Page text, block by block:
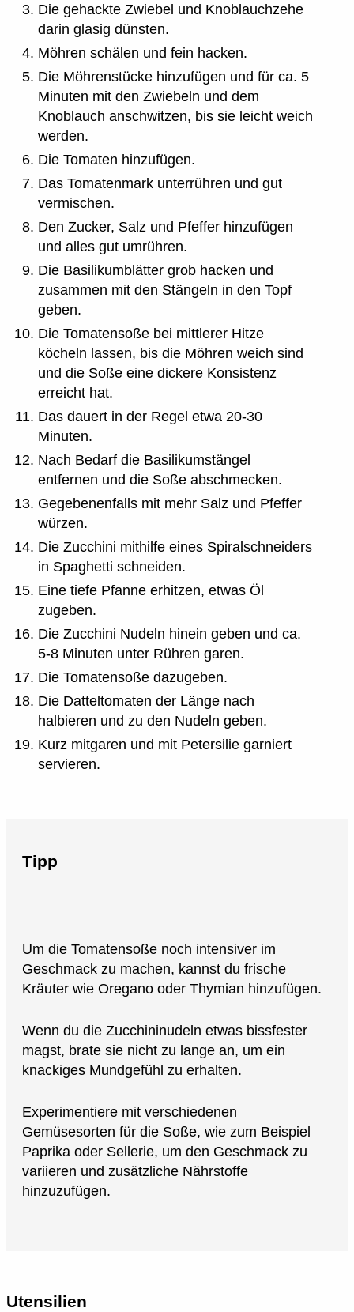
Die gehackte Zwiebel und Knoblauchzehe
darin glasig dünsten.
Möhren schälen und fein hacken.
Die Möhrenstücke hinzufügen und für ca. 5
Minuten mit den Zwiebeln und dem
Knoblauch anschwitzen, bis sie leicht weich
werden.
Die Tomaten hinzufügen.
Das Tomatenmark unterrühren und gut
vermischen.
Den Zucker, Salz und Pfeffer hinzufügen
und alles gut umrühren.
Die Basilikumblätter grob hacken und
zusammen mit den Stängeln in den Topf
geben.
Die Tomatensoße bei mittlerer Hitze
köcheln lassen, bis die Möhren weich sind
und die Soße eine dickere Konsistenz
erreicht hat.
Das dauert in der Regel etwa 20-30
Minuten.
Nach Bedarf die Basilikumstängel
entfernen und die Soße abschmecken.
Gegebenenfalls mit mehr Salz und Pfeffer
würzen.
Die Zucchini mithilfe eines Spiralschneiders
in Spaghetti schneiden.
Eine tiefe Pfanne erhitzen, etwas Öl
zugeben.
Die Zucchini Nudeln hinein geben und ca.
5-8 Minuten unter Rühren garen.
Die Tomatensoße dazugeben.
Die Datteltomaten der Länge nach
halbieren und zu den Nudeln geben.
Kurz mitgaren und mit Petersilie garniert
servieren.
Tipp
Um die Tomatensoße noch intensiver im
Geschmack zu machen, kannst du frische
Kräuter wie Oregano oder Thymian hinzufügen.
Wenn du die Zucchininudeln etwas bissfester
magst, brate sie nicht zu lange an, um ein
knackiges Mundgefühl zu erhalten.
Experimentiere mit verschiedenen
Gemüsesorten für die Soße, wie zum Beispiel
Paprika oder Sellerie, um den Geschmack zu
variieren und zusätzliche Nährstoffe
hinzuzufügen.
Utensilien